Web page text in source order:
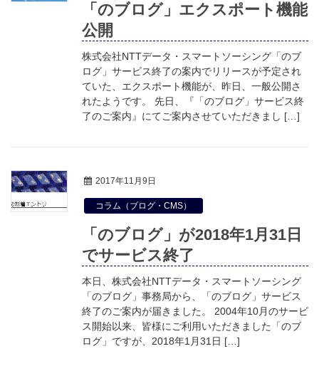
「のブログ」エクスポート機能
公開
株式会社NTTデータ・スマートソーシング「のブ
ログ」サービス終了の案内でリリースが予定され
ていた、エクスポート機能が、昨日、一般公開さ
れたようです。 先日、『「のブログ」サービス終
了のご案内』にてご案内させていただきまし […]
2017年11月9日
コラム（ブログ・CMS）
「のブログ」が2018年1月31日
でサービス終了
本日、株式会社NTTデータ・スマートソーシング
「のブログ」事務局から、「のブログ」サービス
終了のご案内が届きました。 2004年10月のサービ
ス開始以来、皆様にご利用いただきました「のブ
ログ」ですが、2018年1月31日 […]